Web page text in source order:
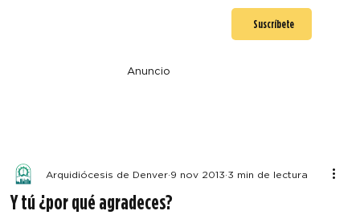
Suscríbete
Anuncio
Y tú ¿por qué agradeces?
Arquidiócesis de Denver 9 nov 2013 3 min de lectura